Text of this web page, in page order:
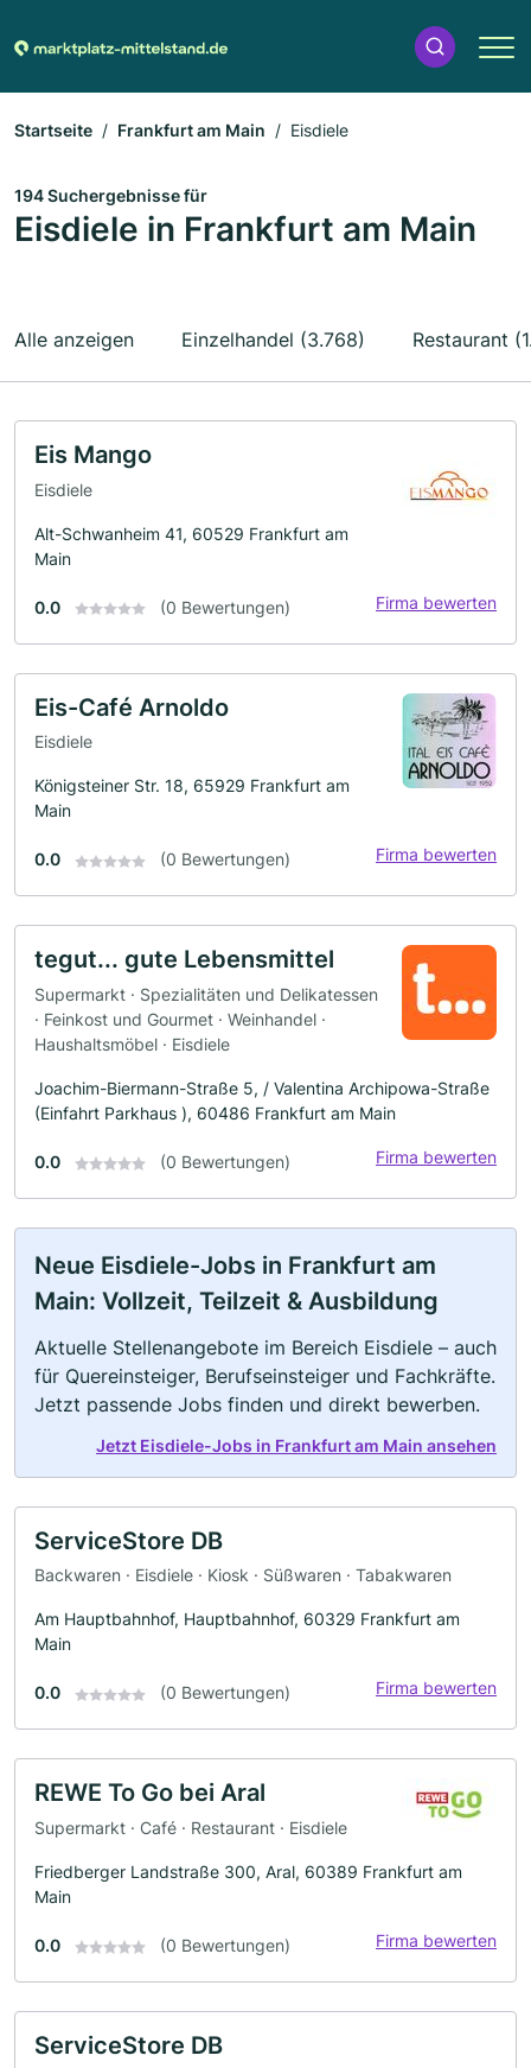
Startseite Frankfurt am Main Eisdiele
194 Suchergebnisse für
Eisdiele in Frankfurt am Main
Alle anzeigen Einzelhandel (3.768) Restaurant
Eis Mango
Eisdiele
Alt-Schwanheim 41, 60529 Frankfurt am
Main
0.0 (0 Bewertungen) Firma bewerten
Eis-Café Arnoldo
Eisdiele
Königsteiner Str. 18, 65929 Frankfurt am
Main
0.0 (0 Bewertungen) Firma bewerten
tegut... gute Lebensmittel
Supermarkt · Spezialitäten und Delikatessen
· Feinkost und Gourmet · Weinhandel ·
Haushaltsmöbel · Eisdiele
Joachim-Biermann-Straße 5, / Valentina Archipowa-Straße
(Einfahrt Parkhaus ), 60486 Frankfurt am Main
0.0 (0 Bewertungen) Firma bewerten
Neue Eisdiele-Jobs in Frankfurt am
Main: Vollzeit, Teilzeit & Ausbildung
Aktuelle Stellenangebote im Bereich Eisdiele – auch
für Quereinsteiger, Berufseinsteiger und Fachkräfte.
Jetzt passende Jobs finden und direkt bewerben.
Jetzt Eisdiele-Jobs in Frankfurt am Main ansehen
ServiceStore DB
Backwaren · Eisdiele · Kiosk · Süßwaren · Tabakwaren
Am Hauptbahnhof, Hauptbahnhof, 60329 Frankfurt am
Main
0.0 (0 Bewertungen) Firma bewerten
REWE To Go bei Aral
Supermarkt · Café · Restaurant · Eisdiele
Friedberger Landstraße 300, Aral, 60389 Frankfurt am
Main
0.0 (0 Bewertungen) Firma bewerten
ServiceStore DB